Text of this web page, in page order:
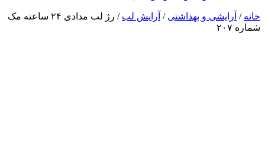
خانه / آرایشی و بهداشتی / آرایش لب
/ رژ لب مدادی ۲۴ ساعته مک
شماره ۲۰۷